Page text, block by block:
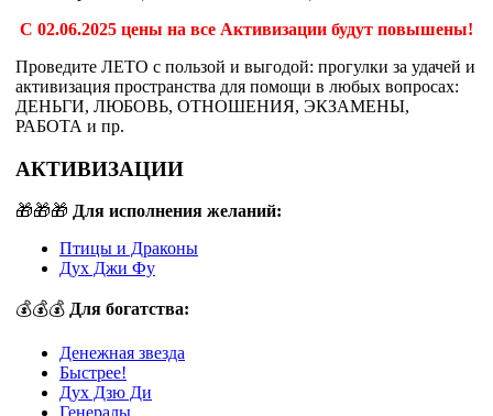
С 02.06.2025 цены на все Активизации будут повышены!
Проведите ЛЕТО с пользой и выгодой: прогулки за удачей и
активизация пространства для помощи в любых вопросах:
ДЕНЬГИ, ЛЮБОВЬ, ОТНОШЕНИЯ, ЭКЗАМЕНЫ,
РАБОТА и пр.
АКТИВИЗАЦИИ
🎁🎁🎁 Для исполнения желаний:
Птицы и Драконы
Дух Джи Фу
💰💰💰 Для богатства:
Денежная звезда
Быстрее!
Дух Дзю Ди